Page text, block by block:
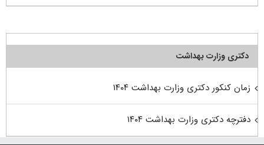
دکتری وزارت بهداشت
زمان کنکور دکتری وزارت بهداشت ۱۴۰۴
دفترچه دکتری وزارت بهداشت ۱۴۰۴